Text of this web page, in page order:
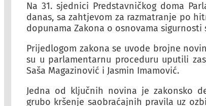
Na 31. sjednici Predstavničkog doma
danas, sa zahtjevom za razmatranje po
dopunama Zakona o osnovama
Prijedlogom zakona se uvode brojne
su u parlamentarnu proceduru uputili
Saša Magazinović i Jasmin Imamović.
Jedna od ključnih novina je zakonsko
grubo kršenje saobraćajnih pravila uz